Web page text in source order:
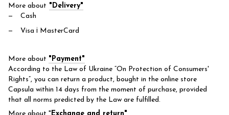
More about "Delivery"
Cash
Visa і MasterCard
More about "Payment"
According to the Law of Ukraine “On Protection of Consumers'
Rights”, you can return a product, bought in the online store
Capsula within 14 days from the moment of purchase, provided
that all norms predicted by the Law are fulfilled.